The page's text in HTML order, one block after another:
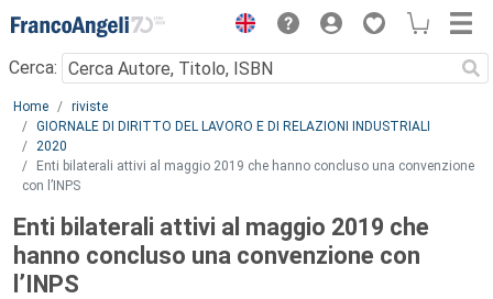
Menu
Cerca:
Main content
Home
riviste
GIORNALE DI DIRITTO DEL LAVORO E DI RELAZIONI INDUSTRIALI
2020
Enti bilaterali attivi al maggio 2019 che hanno concluso una convenzione
con l’INPS
Enti bilaterali attivi al maggio 2019 che
hanno concluso una convenzione con
l’INPS